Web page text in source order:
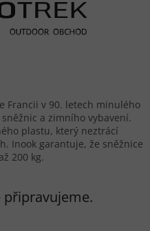
Francii v 90. letech minulého
a zimního vybavení.
plastu, který neztrácí
Inook garantuje, že sněžnice
200 kg.